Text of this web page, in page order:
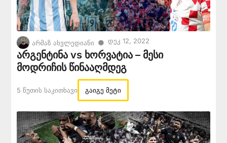
არმაზ ახვლედიანი ● Დეკ 12, 2022
არგენტინა vs ხორვატია – მესი
მოდრიჩის წინააღმდეგ
5 Წუთის Საკითხავი გაიგე მეტი